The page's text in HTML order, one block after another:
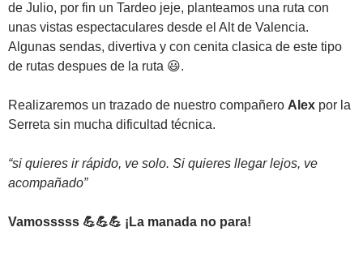
de Julio, por fin un Tardeo jeje, planteamos una ruta con
unas vistas espectaculares desde el Alt de Valencia.
Algunas sendas, divertiva y con cenita clasica de este tipo
de rutas despues de la ruta 😃.
Realizaremos un trazado de nuestro compañero Alex por la
Serreta sin mucha dificultad técnica.
“si quieres ir rápido, ve solo. Si quieres llegar lejos, ve
acompañado”
Vamosssss 💪💪💪 ¡La manada no para!